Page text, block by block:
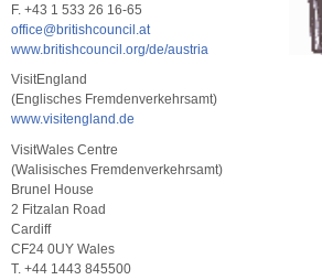
F. +43 1 533 26 16-65
office@britishcouncil.at
www.britishcouncil.org/de/austria
VisitEngland
(Englisches Fremdenverkehrsamt)
www.visitengland.de
VisitWales Centre
(Walisisches Fremdenverkehrsamt)
Brunel House
2 Fitzalan Road
Cardiff
CF24 0UY Wales
T. +44 1443 845500